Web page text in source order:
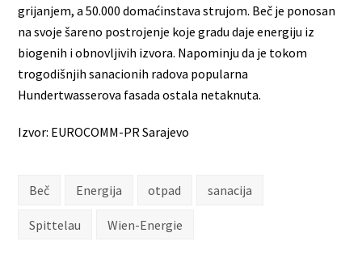
grijanjem, a 50.000 domaćinstava strujom. Beč je ponosan
na svoje šareno postrojenje koje gradu daje energiju iz
biogenih i obnovljivih izvora. Napominju da je tokom
trogodišnjih sanacionih radova popularna
Hundertwasserova fasada ostala netaknuta.
Izvor: EUROCOMM-PR Sarajevo
Beč Energija otpad sanacija
Spittelau Wien-Energie